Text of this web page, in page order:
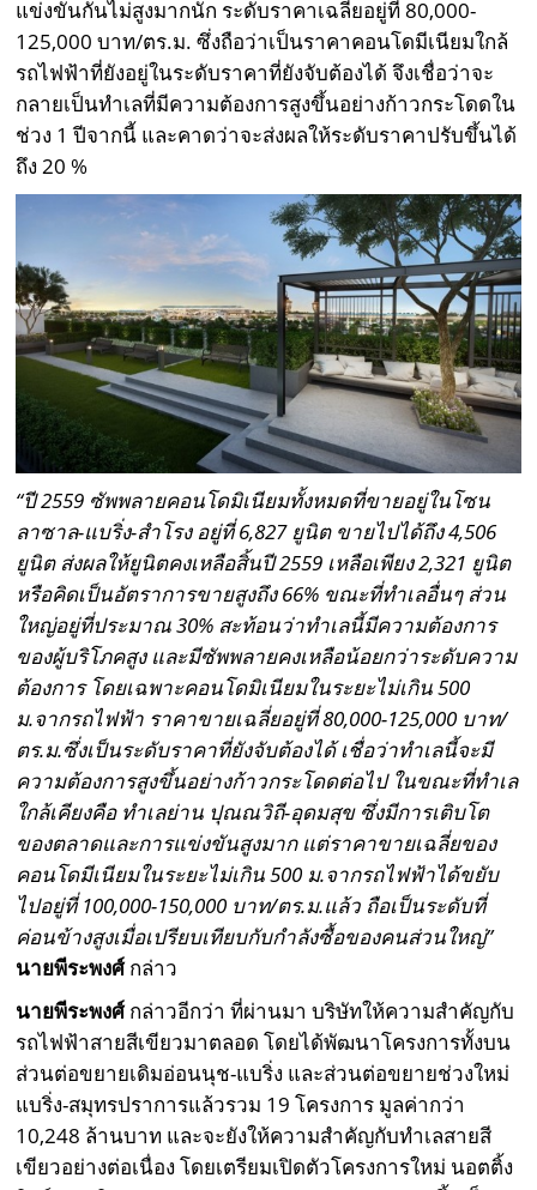
แข่งขันกันไม่สูงมากนัก ระดับราคาเฉลี่ยอยู่ที่ 80,000-
125,000 บาท/ตร.ม. ซึ่งถือว่าเป็นราคาคอนโดมีเนียมใกล้
รถไฟฟ้าที่ยังอยู่ในระดับราคาที่ยังจับต้องได้ จึงเชื่อว่าจะ
กลายเป็นทำเลที่มีความต้องการสูงขึ้นอย่างก้าวกระโดดใน
ช่วง 1 ปีจากนี้ และคาดว่าจะส่งผลให้ระดับราคาปรับขึ้นได้
ถึง 20 %
“ปี 2559 ซัพพลายคอนโดมิเนียมทั้งหมดที่ขายอยู่ในโซน
ลาซาล-แบริ่ง-สำโรง อยู่ที่ 6,827 ยูนิต ขายไปได้ถึง 4,506
ยูนิต ส่งผลให้ยูนิตคงเหลือสิ้นปี 2559 เหลือเพียง 2,321 ยูนิต
หรือคิดเป็นอัตราการขายสูงถึง 66% ขณะที่ทำเลอื่นๆ ส่วน
ใหญ่อยู่ที่ประมาณ 30% สะท้อนว่าทำเลนี้มีความต้องการ
ของผู้บริโภคสูง และมีซัพพลายคงเหลือน้อยกว่าระดับความ
ต้องการ โดยเฉพาะคอนโดมิเนียมในระยะไม่เกิน 500
ม.จากรถไฟฟ้า ราคาขายเฉลี่ยอยู่ที่ 80,000-125,000 บาท/
ตร.ม.ซึ่งเป็นระดับราคาที่ยังจับต้องได้ เชื่อว่าทำเลนี้จะมี
ความต้องการสูงขึ้นอย่างก้าวกระโดดต่อไป ในขณะที่ทำเล
ใกล้เคียงคือ ทำเลย่าน ปุณณวิถี-อุดมสุข ซึ่งมีการเติบโต
ของตลาดและการแข่งขันสูงมาก แต่ราคาขายเฉลี่ยของ
คอนโดมีเนียมในระยะไม่เกิน 500 ม.จากรถไฟฟ้าได้ขยับ
ไปอยู่ที่ 100,000-150,000 บาท/ตร.ม.แล้ว ถือเป็นระดับที่
ค่อนข้างสูงเมื่อเปรียบเทียบกับกำลังซื้อของคนส่วนใหญ่”
นายพีระพงศ์กล่าว
นายพีระพงศ์กล่าวอีกว่า ที่ผ่านมา บริษัทให้ความสำคัญกับ
รถไฟฟ้าสายสีเขียวมาตลอด โดยได้พัฒนาโครงการทั้งบน
ส่วนต่อขยายเดิมอ่อนนุช-แบริ่ง และส่วนต่อขยายช่วงใหม่
แบริ่ง-สมุทรปราการแล้วรวม 19 โครงการ มูลค่ากว่า
10,248 ล้านบาท และจะยังให้ความสำคัญกับทำเลสายสี
เขียวอย่างต่อเนื่อง โดยเตรียมเปิดตัวโครงการใหม่ นอตติ้ง